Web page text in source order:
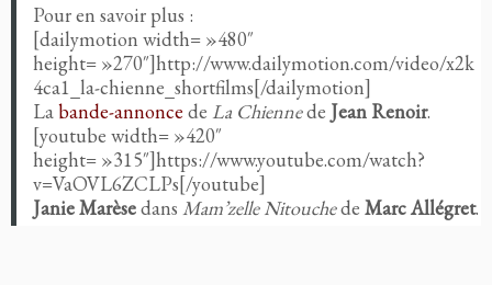
Pour en savoir plus :
[dailymotion width= »480″
height= »270″]http://www.dailymotion.com/video/x2k
4ca1_la-chienne_shortfilms[/dailymotion]
Labande-annonce de La Chiennede Jean Renoir.
[youtube width= »420″
height= »315″]https://www.youtube.com/watch?
v=VaOVL6ZCLPs[/youtube]
Janie Marèsedans Mam’zelle Nitouchede Marc Allégret.